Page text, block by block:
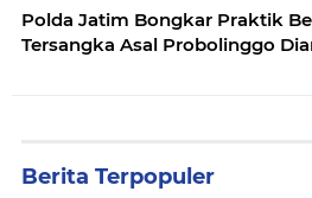
Polda Jatim Bongkar Praktik
Tersangka Asal Probolinggo
Berita Terpopuler